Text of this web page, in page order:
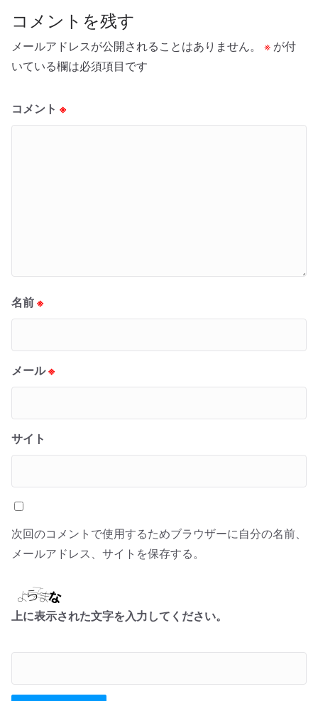
コメントを残す
メールアドレスが公開されることはありません。 ※ が付
いている欄は必須項目です
コメント ※
名前 ※
メール※
サイト
次回のコメントで使用するためブラウザーに自分の名前、
メールアドレス、サイトを保存する。
上に表示された文字を入力してください。